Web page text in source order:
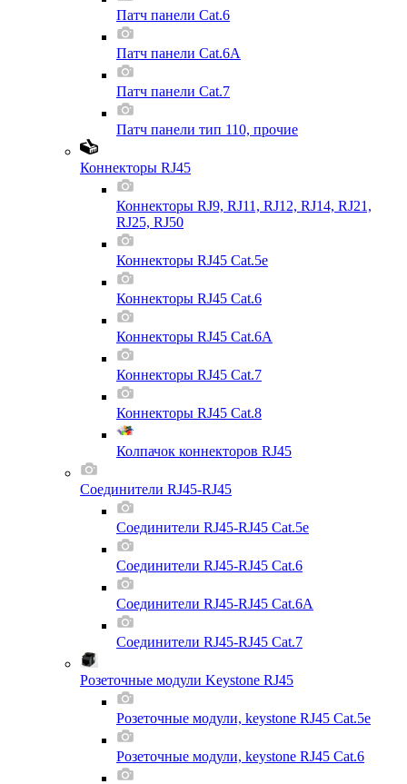
Патч панели Cat.6
Патч панели Cat.6A
Патч панели Cat.7
Патч панели тип 110, прочие
Коннекторы RJ45
Коннекторы RJ9, RJ11, RJ12, RJ14, RJ21,
RJ25, RJ50
Коннекторы RJ45 Cat.5e
Коннекторы RJ45 Cat.6
Коннекторы RJ45 Cat.6A
Коннекторы RJ45 Cat.7
Коннекторы RJ45 Cat.8
Колпачок коннекторов RJ45
Соединители RJ45-RJ45
Соединители RJ45-RJ45 Cat.5e
Соединители RJ45-RJ45 Cat.6
Соединители RJ45-RJ45 Cat.6A
Соединители RJ45-RJ45 Cat.7
Розеточные модули Keystone RJ45
Розеточные модули, keystone RJ45 Cat.5e
Розеточные модули, keystone RJ45 Cat.6